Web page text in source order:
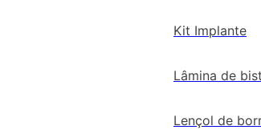
Kit Implante
Lâmina de
Lençol de